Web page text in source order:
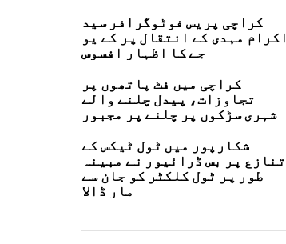
کراچی پریس فوٹوگرافر سید
اکرام مہدی کے انتقال پر کے یو
جے کا اظہارِ افسوس
کراچی میں فٹ پاتھوں پر
تجاوزات، پیدل چلنے والے
شہری سڑکوں پر چلنے پر مجبور
شکارپور میں ٹول ٹیکس کے
تنازع پر بس ڈرائیور نے مبینہ
طور پر ٹول کلکٹر کو جان سے
مار ڈالا